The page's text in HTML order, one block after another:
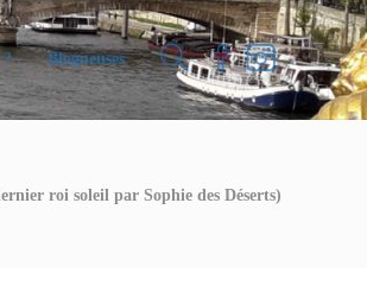
? Blogueuses
roi soleil par Sophie des Déserts)